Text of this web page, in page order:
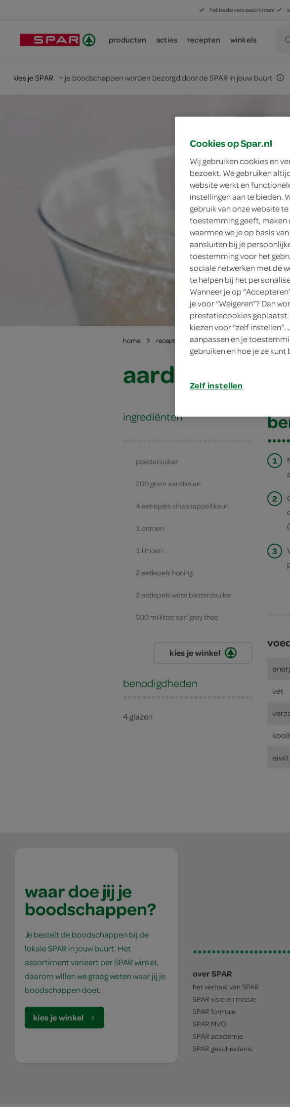
het beste vers assortiment
producten acties recepten winkels
kies je SPAR je boodschappen worden bezorgd door de SPAR in jouw buurt
home recepten aardbeien met theegranita
aardbeien
ingrediënten
poedersuiker
200 gram aardbeien
4 eetlepels sinaasappellikeur
1 citroen
1 limoen
2 eetlepels honing
2 eetlepels witte basterdsuiker
500 milliliter earl grey thee
kies je winkel
benodigdheden
4 glazen
1
2
3
vet
eiwit
waar doe jij je
boodschappen?
Je bestelt de boodschappen bij de
lokale SPAR in jouw buurt. Het
assortiment varieert per SPAR winkel,
daarom willen we graag weten waar jij je
boodschappen doet.
kies je winkel
over SPAR
het verhaal van SPAR
SPAR visie en missie
SPAR formule
SPAR MVO
SPAR academie
SPAR geschiedenis
Cookies op Spar.nl
Wij gebruiken cookies en
bezoekt. We gebruiken
website werkt en
instellingen aan te bieden.
gebruik van onze website
toestemming geeft, maken
waarmee we je op basis
aansluiten bij je
toestemming voor het
sociale netwerken met de
te helpen bij het
Wanneer je op
je voor “Weigeren”? Dan
prestatiecookies geplaatst.
kiezen voor “zelf
aanpassen en je
gebruiken en hoe je ze
Zelf instellen